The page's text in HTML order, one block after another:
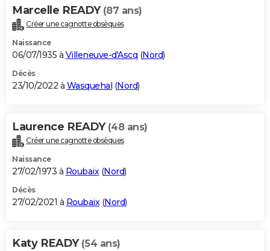
Bricolage
Lifestyle
Culture
Sport
Auto
Television
Voyage
Cinema
Marcelle READY (87 ans)
Créer une cagnotte obsèques
Naissance
06/07/1935 à Villeneuve-d'Ascq (Nord)
Décès
23/10/2022 à Wasquehal (Nord)
Laurence READY (48 ans)
Créer une cagnotte obsèques
Naissance
27/02/1973 à Roubaix (Nord)
Décès
27/02/2021 à Roubaix (Nord)
Katy READY (54 ans)